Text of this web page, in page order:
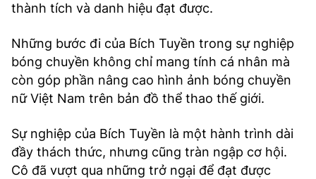
thành tích và danh hiệu đạt được.
Những bước đi của Bích Tuyền trong sự nghiệp
bóng chuyền không chỉ mang tính cá nhân mà
còn góp phần nâng cao hình ảnh bóng chuyền
nữ Việt Nam trên bản đồ thể thao thế giới.
Sự nghiệp của Bích Tuyền là một hành trình dài
đầy thách thức, nhưng cũng tràn ngập cơ hội.
Cô đã vượt qua những trở ngại để đạt được